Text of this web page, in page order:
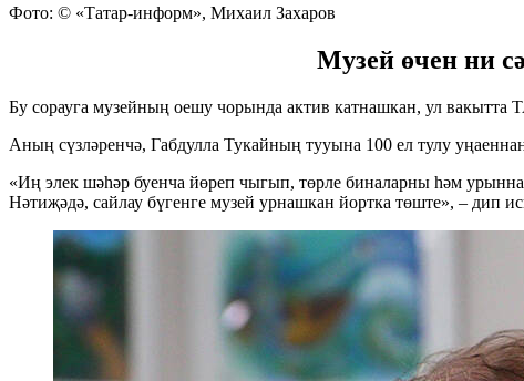
Фото: © «Татар-информ», Михаил Захаров
Музей өчен ни
Бу сорауга музейның оешу чорында актив катнашкан, ул
Аның сүзләренчә, Габдулла Тукайның тууына 100 ел тулу
«Иң элек шәһәр буенча йөреп чыгып, төрле биналарны һәм
Нәтиҗәдә, сайлау бүгенге музей урнашкан йортка төште», – дип